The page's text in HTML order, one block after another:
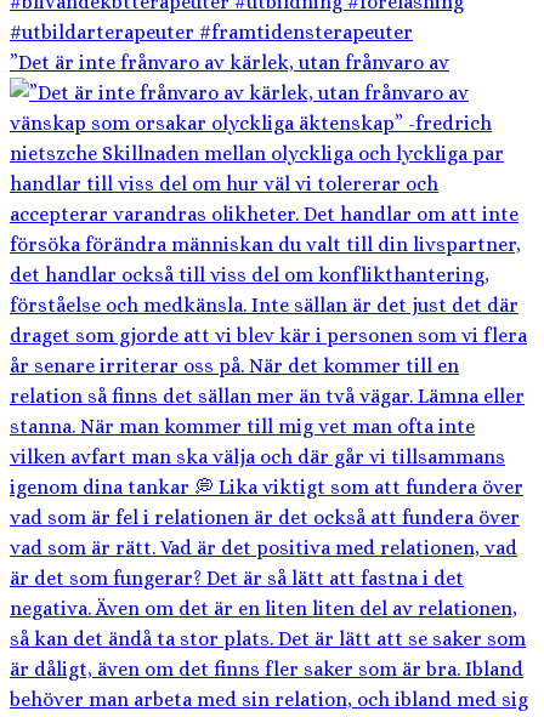
”Det är inte frånvaro av kärlek, utan frånvaro av